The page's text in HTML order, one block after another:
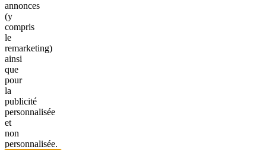
annonces
(y
compris
le
remarketing)
ainsi
que
pour
la
publicité
personnalisée
et
non
personnalisée.